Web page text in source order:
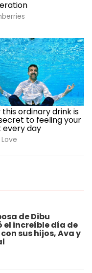
de Dibu
el increíble día de
sus hijos, Ava y